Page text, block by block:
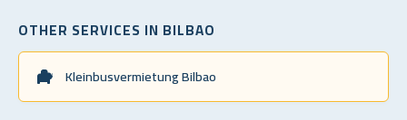
OTHER SERVICES IN BILBAO
Kleinbusvermietung Bilbao